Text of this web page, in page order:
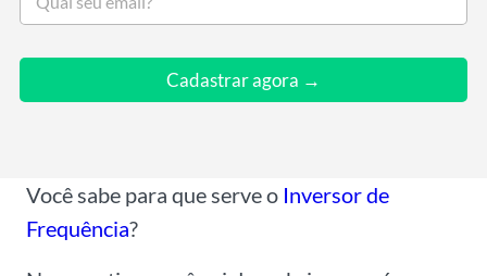
u
Cadastrar agora →
Você sabe para que serve o Inversor de
Frequência?